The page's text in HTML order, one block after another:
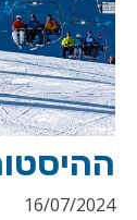
16/07/2024